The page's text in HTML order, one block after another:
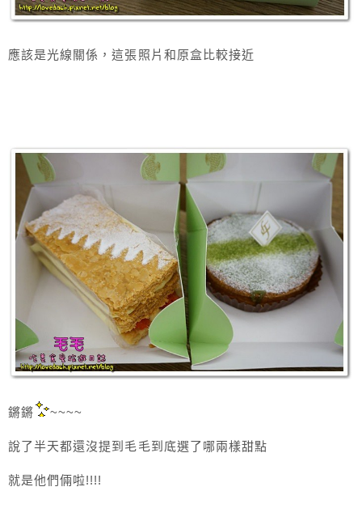
應該是光線關係，這張照片和原盒比較接近
鏘鏘 ~~~~
說了半天都還沒提到毛毛到底選了哪兩樣甜點
就是他們倆啦!!!!